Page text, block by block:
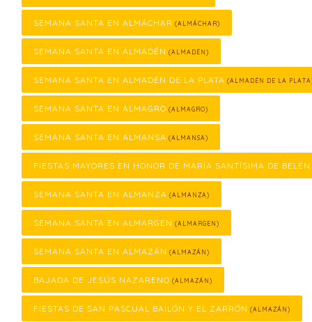
SEMANA SANTA EN ALMÁCHAR (ALMÁCHAR)
SEMANA SANTA EN ALMADÉN (ALMADÉN)
SEMANA SANTA EN ALMADÉN DE LA PLATA (ALMADÉN DE LA
SEMANA SANTA EN ALMAGRO (ALMAGRO)
SEMANA SANTA EN ALMANSA (ALMANSA)
FIESTAS MAYORES EN HONOR DE MARÍA SANTÍSIMA DE BELÉN
SEMANA SANTA EN ALMANZA (ALMANZA)
SEMANA SANTA EN ALMARGEN (ALMARGEN)
SEMANA SANTA EN ALMAZÁN (ALMAZÁN)
BAJADA DE JESÚS NAZARENO (ALMAZÁN)
FIESTAS DE SAN PASCUAL BAILÓN Y EL ZARRÓN (ALMAZÁN)